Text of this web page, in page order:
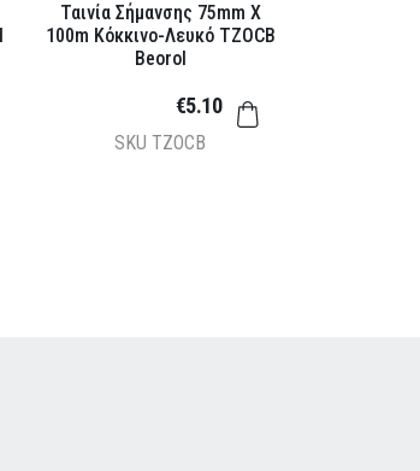
Ταινία Σήμανσης 75mm X
100m Κόκκινο-Λευκό TZOCB
Beorol
SKU TZOCB
€5.10